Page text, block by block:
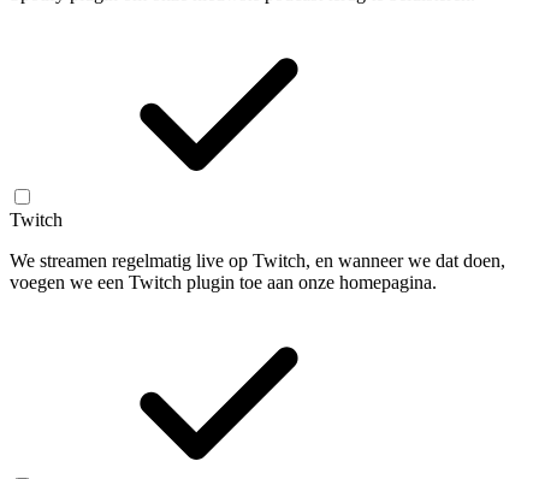
Twitch
We streamen regelmatig live op Twitch, en wanneer we dat doen,
voegen we een Twitch plugin toe aan onze homepagina.